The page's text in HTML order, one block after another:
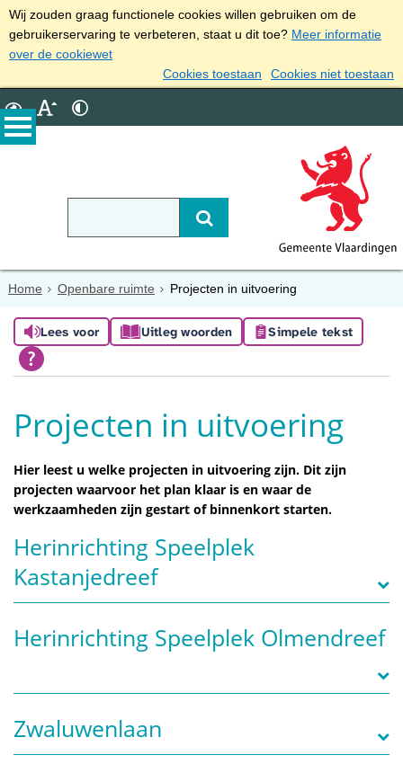
Wij zouden graag functionele cookies willen gebruiken om de
gebruikerservaring te verbeteren, staat u dit toe? Meer informatie
over de cookiewet
Cookies toestaan
Cookies niet toestaan
Home Openbare ruimte Projecten in uitvoering
Lees voor Uitleg woorden Simpele tekst
Projecten in uitvoering
Hier leest u welke projecten in uitvoering zijn. Dit zijn
projecten waarvoor het plan klaar is en waar de
werkzaamheden zijn gestart of binnenkort starten.
Herinrichting Speelplek
Kastanjedreef
Herinrichting Speelplek Olmendreef
Zwaluwenlaan